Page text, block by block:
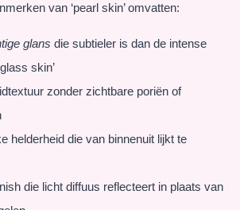
van ‘pearl skin’ omvatten:
glans die subtieler is dan de intense
skin’
zonder zichtbare poriën of
helderheid die van binnenuit lijkt te
die licht diffuus reflecteert in plaats van